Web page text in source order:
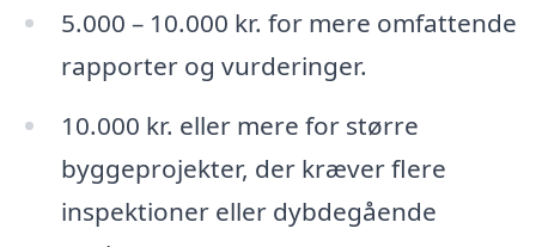
5.000 – 10.000 kr. for mere omfattende
rapporter og vurderinger.
10.000 kr. eller mere for større
byggeprojekter, der kræver flere
inspektioner eller dybdegående